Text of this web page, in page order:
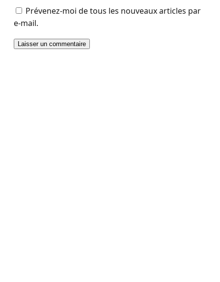
Prévenez-moi de tous les nouveaux articles par
e-mail.